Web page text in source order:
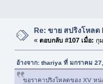
Re: ขาย สปริงโหลด
«ตอบกลับ #107 เมื่อ: กุ
อ้างจาก: thariya ที่ มกราคม
ขอราคาปริงโหลดของ XV ห